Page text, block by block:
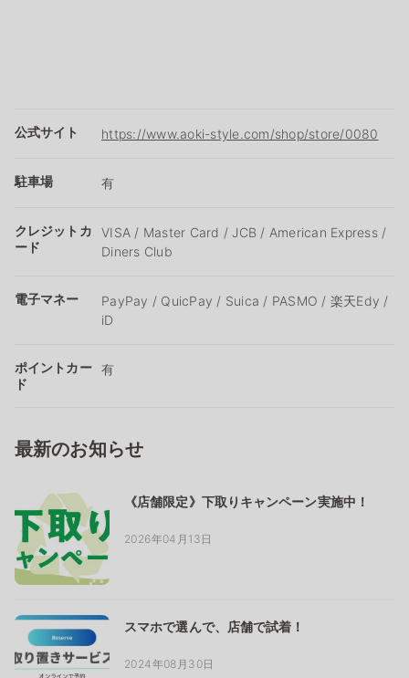
公式サイト https://www.aoki-style.com/shop/store/0080
駐車場 有
クレジットカ
ード
VISA / Master Card / JCB / American Express /
Diners Club
電子マネー
PayPay / QuicPay / Suica / PASMO / 楽天Edy /
iD
ポイントカー
ド
有
最新のお知らせ
《店舗限定》下取りキャンペーン実施中！
2026年04月13日
スマホで選んで、店舗で試着！
2024年08月30日